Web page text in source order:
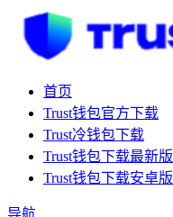
首页
Trust钱包官方下载
Trust冷钱包下载
Trust钱包下载最新版
Trust钱包下载安卓版
导航